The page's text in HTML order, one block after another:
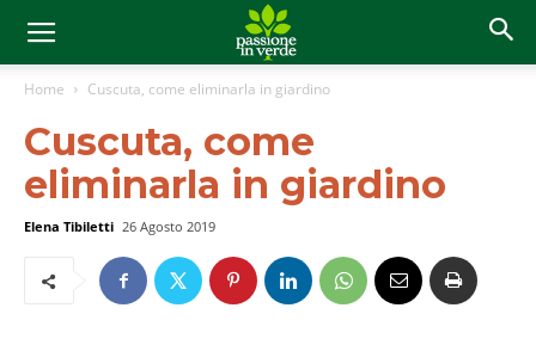
Home Cuscuta, come eliminarla in giardino
Cuscuta, come
eliminarla in giardino
Elena Tibiletti 26 Agosto 2019